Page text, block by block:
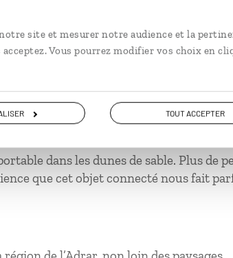
site et mesurer notre audience et la
Vous pourrez modifier vos choix en
TOUT ACCEPTER
saluer très longuement. Il est d’usage
de toute la famille, du troupeau
dans les dunes de sable. Plus de
que cet objet connecté nous fait